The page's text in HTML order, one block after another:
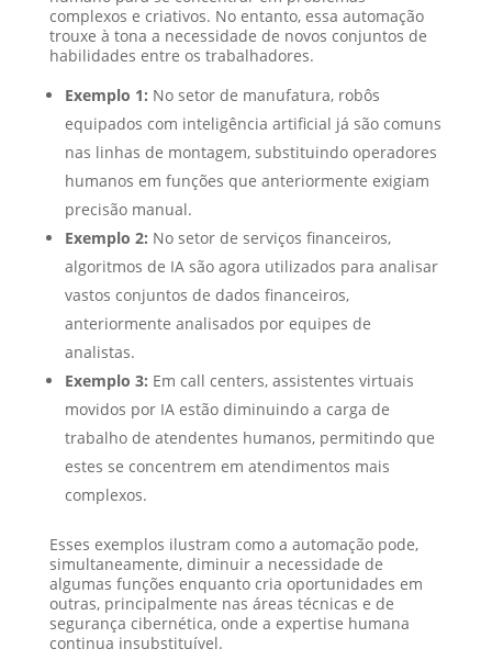
complexos e criativos. No entanto, essa automação
trouxe à tona a necessidade de novos conjuntos de
habilidades entre os trabalhadores.
Exemplo 1: No setor de manufatura, robôs
equipados com inteligência artificial já são comuns
nas linhas de montagem, substituindo operadores
humanos em funções que anteriormente exigiam
precisão manual.
Exemplo 2: No setor de serviços financeiros,
algoritmos de IA são agora utilizados para analisar
vastos conjuntos de dados financeiros,
anteriormente analisados por equipes de
analistas.
Exemplo 3: Em call centers, assistentes virtuais
movidos por IA estão diminuindo a carga de
trabalho de atendentes humanos, permitindo que
estes se concentrem em atendimentos mais
complexos.
Esses exemplos ilustram como a automação pode,
simultaneamente, diminuir a necessidade de
algumas funções enquanto cria oportunidades em
outras, principalmente nas áreas técnicas e de
segurança cibernética, onde a expertise humana
continua insubstituível.